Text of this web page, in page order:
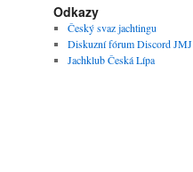
Odkazy
Český svaz jachtingu
Diskuzní fórum Discord JMJ
Jachklub Česká Lípa